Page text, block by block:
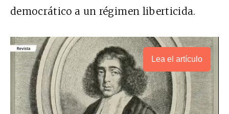
democrático a un régimen liberticida.
Lea el artículo